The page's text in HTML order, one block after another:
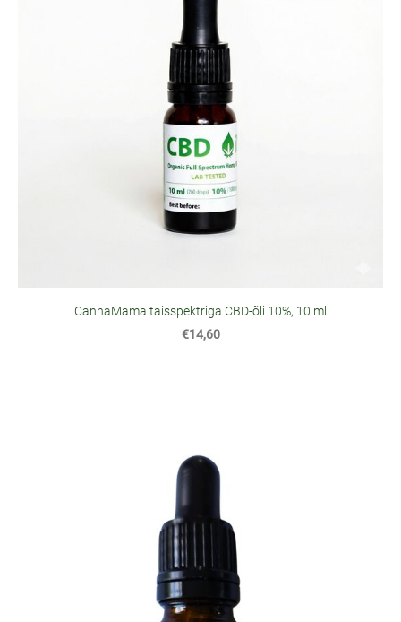
CannaMama täisspektriga CBD-õli 10%, 10 ml
€14,60